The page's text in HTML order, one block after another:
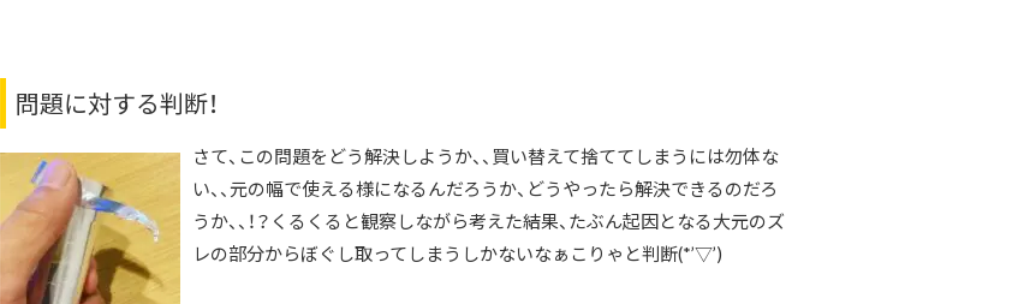
問題に対する判断！
さて、この問題をどう解決しようか、、買い替えて捨ててしまうには勿体な
い、、元の幅で使える様になるんだろうか、どうやったら解決できるのだろ
うか、、！？くるくると観察しながら考えた結果、たぶん起因となる大元のズ
レの部分からぼぐし取ってしまうしかないなぁこりゃと判断(*’▽’)